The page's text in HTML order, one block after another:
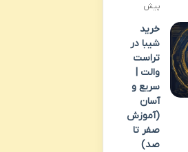
پیش
خرید
شیبا در
تراست
والت |
سریع و
آسان
(آموزش
صفر تا
صد)